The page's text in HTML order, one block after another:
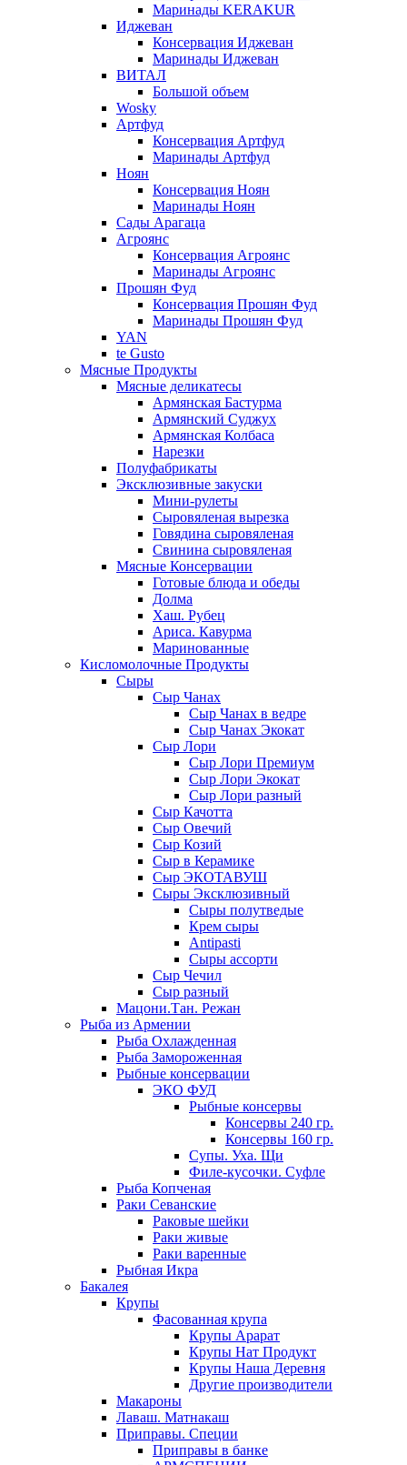
Маринады KERAKUR
Иджеван
Консервация Иджеван
Маринады Иджеван
ВИТАЛ
Большой объем
Wosky
Артфуд
Консервация Артфуд
Маринады Артфуд
Ноян
Консервация Ноян
Маринады Ноян
Сады Арагаца
Агроянс
Консервация Агроянс
Маринады Агроянс
Прошян Фуд
Консервация Прошян Фуд
Маринады Прошян Фуд
YAN
te Gusto
Мясные Продукты
Мясные деликатесы
Армянская Бастурма
Армянский Суджух
Армянская Колбаса
Нарезки
Полуфабрикаты
Эксклюзивные закуски
Мини-рулеты
Сыровяленая вырезка
Говядина сыровяленая
Свинина сыровяленая
Мясные Консервации
Готовые блюда и обеды
Долма
Хаш. Рубец
Ариса. Кавурма
Маринованные
Кисломолочные Продукты
Сыры
Сыр Чанах
Сыр Чанах в ведре
Сыр Чанах Экокат
Сыр Лори
Сыр Лори Премиум
Сыр Лори Экокат
Сыр Лори разный
Сыр Качотта
Сыр Овечий
Сыр Козий
Сыр в Керамике
Сыр ЭКОТАВУШ
Сыры Эксклюзивный
Сыры полутведые
Крем сыры
Antipasti
Сыры ассорти
Сыр Чечил
Сыр разный
Мацони.Тан. Режан
Рыба из Армении
Рыба Охлажденная
Рыба Замороженная
Рыбные консервации
ЭКО ФУД
Рыбные консервы
Консервы 240 гр.
Консервы 160 гр.
Супы. Уха. Щи
Филе-кусочки. Суфле
Рыба Копченая
Раки Севанские
Раковые шейки
Раки живые
Раки варенные
Рыбная Икра
Бакалея
Крупы
Фасованная крупа
Крупы Арарат
Крупы Нат Продукт
Крупы Наша Деревня
Другие производители
Макароны
Лаваш. Матнакаш
Приправы. Специи
Приправы в банке